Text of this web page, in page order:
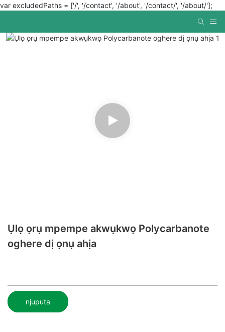
var excludedPaths = ['/', '/contact', '/about', '/contact/', '/about/'];
Ụlọ ọrụ mpempe akwụkwọ Polycarbanote
oghere dị ọnụ ahịa
njuputa